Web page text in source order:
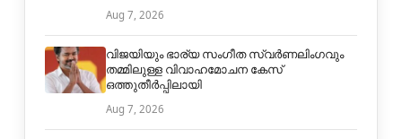
Aug 7, 2026
വിജയിയും ഭാര്യ സംഗീത സ്വര്‍ണലിംഗവും
തമ്മിലുള്ള വിവാഹമോചന കേസ്
ഒത്തുതീര്‍പ്പിലായി
Aug 7, 2026